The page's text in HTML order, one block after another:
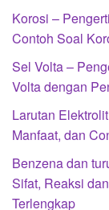
Korosi –
Contoh Soal
Sel Volta –
Volta dengan
Larutan
Manfaat, dan
Benzena dan
Sifat, Reaksi
Terlengkap